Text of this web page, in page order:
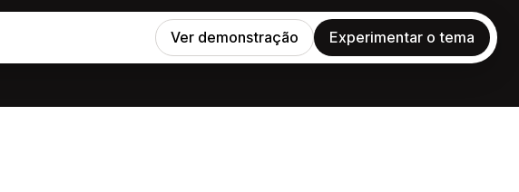
Ver demonstração Experimentar o tema